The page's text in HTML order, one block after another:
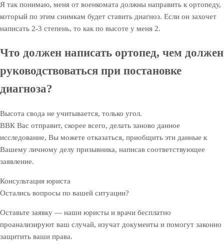
Я так понимаю, меня от военкомата должны направить к ортопеду,
который по этим снимкам будет ставить диагноз. Если он захочет
написать 2-3 степень, то как по высоте у меня 2.
Что должен написать ортопед, чем должен
руководствоваться при постановке
диагноза?
Высота свода не учитывается, только угол.
ВВК Вас отправит, скорее всего, делать заново данное
исследование, Вы можете отказаться, приобщить эти данные к
Вашему личному делу призывника, написав соответствующее
заявление.
Консультация юриста
Остались вопросы по вашей ситуации?
Оставьте заявку — наши юристы и врачи бесплатно
проанализируют ваш случай, изучат документы и помогут законно
защитить ваши права.